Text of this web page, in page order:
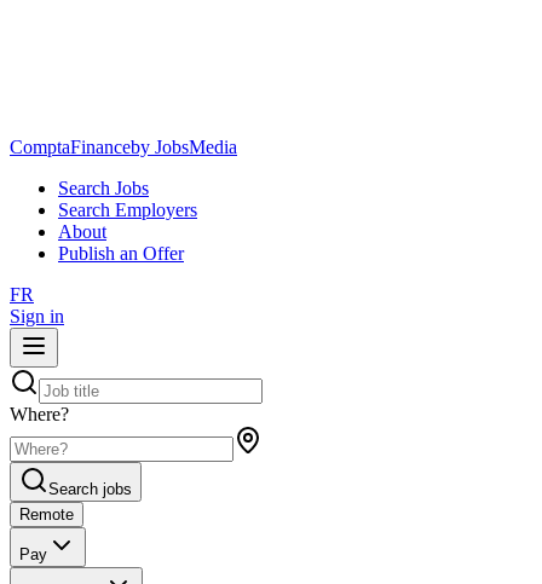
ComptaFinanceby JobsMedia
Search Jobs
Search Employers
About
Publish an Offer
FR
Sign in
Where?
Search jobs
Remote
Pay